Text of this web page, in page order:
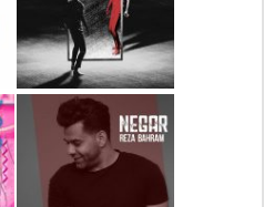
دانلود آلبوم جدید سیروان
خسروی بنام مونولوگ